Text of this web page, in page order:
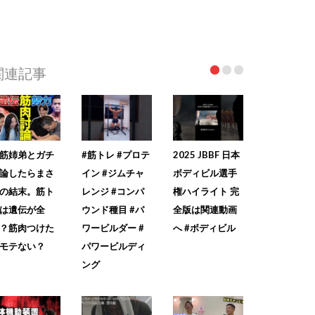
連記事
姉弟とガチ
したらまさ
結末。筋ト
遺伝が全
筋肉つけた
テない？
#筋トレ #プロテ
イン #ジムチャ
レンジ #コンパ
ウンド種目 #パ
ワービルダー #
パワービルディ
ング
2025 JBBF 日本
ボディビル選手
権ハイライト 完
全版は関連動画
へ #ボディビル